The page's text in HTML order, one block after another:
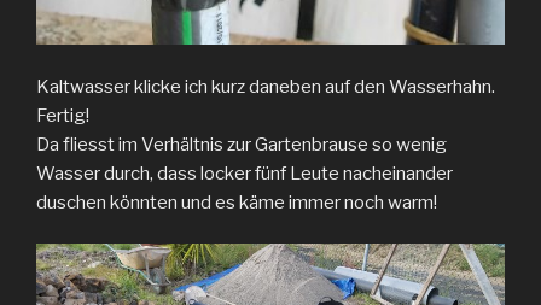
Kaltwasser klicke ich kurz daneben auf den Wasserhahn.
Fertig!
Da fliesst im Verhältnis zur Gartenbrause so wenig
Wasser durch, dass locker fünf Leute nacheinander
duschen könnten und es käme immer noch warm!